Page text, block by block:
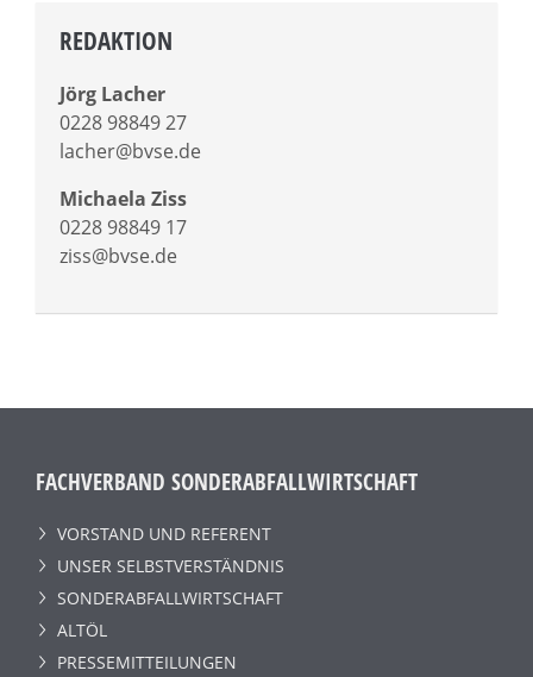
REDAKTION
Jörg Lacher
0228 98849 27
lacher@bvse.de
Michaela Ziss
0228 98849 17
ziss@bvse.de
FACHVERBAND SONDERABFALLWIRTSCHAFT
VORSTAND UND REFERENT
UNSER SELBSTVERSTÄNDNIS
SONDERABFALLWIRTSCHAFT
ALTÖL
PRESSEMITTEILUNGEN